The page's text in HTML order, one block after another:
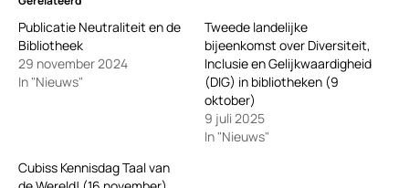
Publicatie Neutraliteit en de
Bibliotheek
29 november 2024
In "Nieuws"
Tweede landelijke
bijeenkomst over Diversiteit,
Inclusie en Gelijkwaardigheid
(DIG) in bibliotheken (9
oktober)
9 juli 2025
In "Nieuws"
Cubiss Kennisdag Taal van